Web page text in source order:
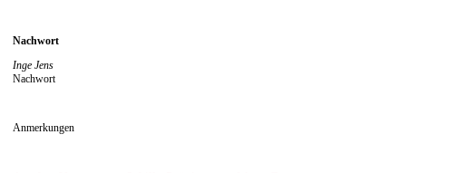
Nachwort
Inge Jens
Nachwort
Anmerkungen